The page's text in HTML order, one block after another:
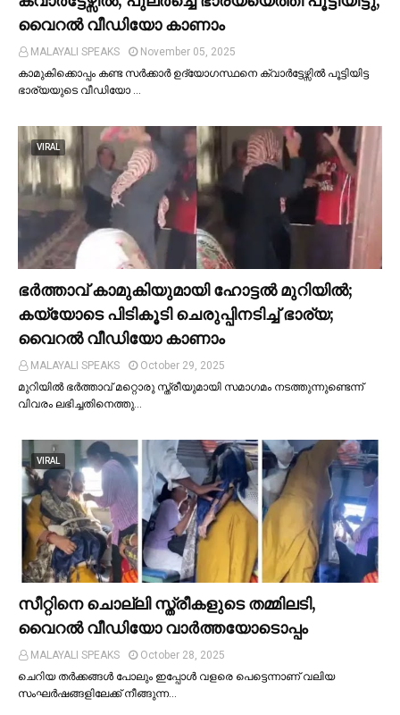
വൈറല്‍ വീഡിയോ കാണാം
MALAYALI SPEAKS
November 05, 2025
കാമുകിക്കൊപ്പം കണ്ട സർക്കാർ ഉദ്യോഗസ്ഥനെ ക്വാർട്ടേഴ്സില്‍ പൂട്ടിയിട്ട
ഭാര്യയുടെ വീഡിയോ …
VIRAL
ഭര്‍ത്താവ് കാമുകിയുമായി ഹോട്ടല്‍ മുറിയില്‍;
കയ്യോടെ പിടികൂടി ചെരുപ്പിനടിച്ച്‌ ഭാര്യ;
വൈറൽ വീഡിയോ കാണാം
MALAYALI SPEAKS
October 29, 2025
മുറിയില്‍ ഭർത്താവ് മറ്റൊരു സ്ത്രീയുമായി സമാഗമം നടത്തുന്നുണ്ടെന്ന്
വിവരം ലഭിച്ചതിനെത്തു…
VIRAL
സീറ്റിനെ ചൊല്ലി സ്ത്രീകളുടെ തമ്മിലടി,
വൈറല്‍ വീഡിയോ വാർത്തയോടൊപ്പം
MALAYALI SPEAKS
October 28, 2025
ചെറിയ തര്‍ക്കങ്ങള്‍ പോലും ഇപ്പോള്‍ വളരെ പെട്ടെന്നാണ് വലിയ
സംഘര്‍ഷങ്ങളിലേക്ക് നീങ്ങുന്ന…